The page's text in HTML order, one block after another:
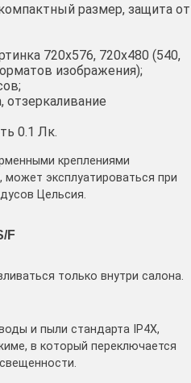
размер, защита от
720х576, 720х480 (540,
изображения);
отзеркаливание
0.1 Лк.
креплениями
эксплуатироваться при
Цельсия.
F
только внутри салона.
и пыли стандарта IP4Х,
в который переключается